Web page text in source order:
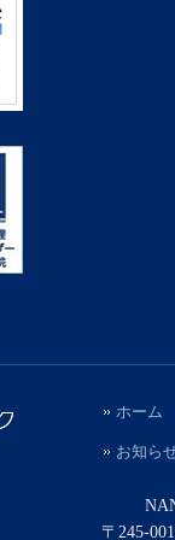
ホーム
お知ら
〒245-